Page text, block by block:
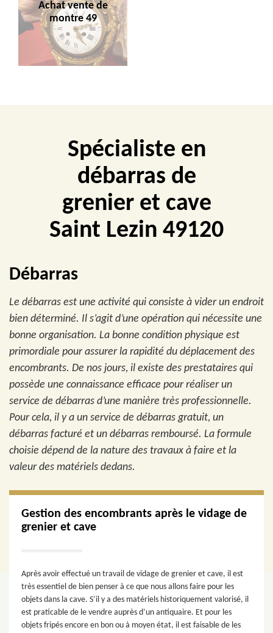
Achat vente de
montre 49
Spécialiste en
débarras de
grenier et cave
Saint Lezin 49120
Débarras
Le débarras est une activité qui consiste à vider un endroit
bien déterminé. Il s’agit d’une opération qui nécessite une
bonne organisation. La bonne condition physique est
primordiale pour assurer la rapidité du déplacement des
encombrants. De nos jours, il existe des prestataires qui
possède une connaissance efficace pour réaliser un
service de débarras d’une manière très professionnelle.
Pour cela, il y a un service de débarras gratuit, un
débarras facturé et un débarras remboursé. La formule
choisie dépend de la nature des travaux à faire et la
valeur des matériels dedans.
Gestion des encombrants après le vidage de
grenier et cave
Après avoir effectué un travail de vidage de grenier et cave, il est
très essentiel de bien penser à ce que nous allons faire pour les
objets dans la cave. S’il y a des matériels historiquement valorisé, il
est praticable de le vendre auprès d’un antiquaire. Et pour les
objets fripés encore en bon ou à moyen état, il est faisable de les